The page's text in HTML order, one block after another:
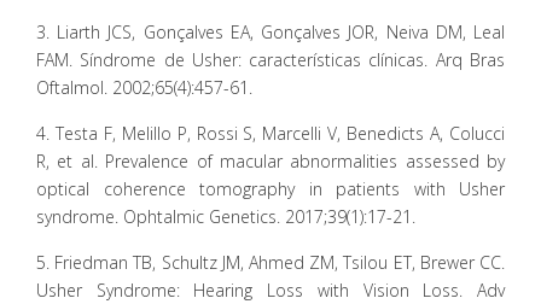
3. Liarth JCS, Gonçalves EA, Gonçalves JOR, Neiva DM, Leal
FAM. Síndrome de Usher: características clínicas. Arq Bras
Oftalmol. 2002;65(4):457-61.
4. Testa F, Melillo P, Rossi S, Marcelli V, Benedicts A, Colucci
R, et al. Prevalence of macular abnormalities assessed by
optical coherence tomography in patients with Usher
syndrome. Ophtalmic Genetics. 2017;39(1):17-21.
5. Friedman TB, Schultz JM, Ahmed ZM, Tsilou ET, Brewer CC.
Usher Syndrome: Hearing Loss with Vision Loss. Adv